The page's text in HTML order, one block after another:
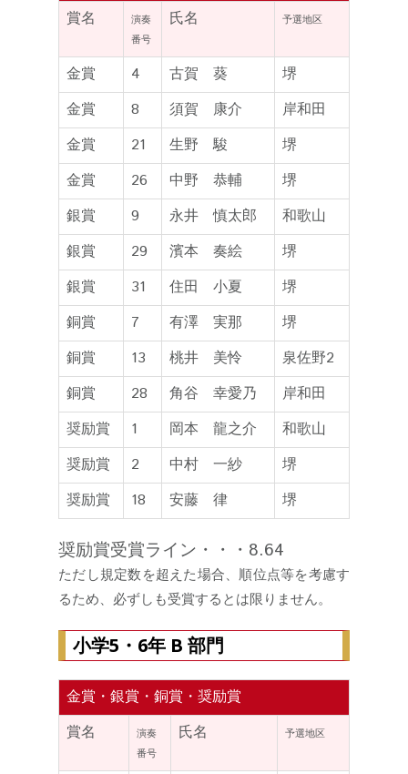
賞名
演奏
番号
氏名 予選地区
金賞 4 古賀 葵
堺
金賞
8 須賀 康介
岸和田
金賞
21 生野 駿
堺
金賞
26 中野 恭輔
堺
銀賞
9 永井 慎太郎
和歌山
銀賞
29 濱本 奏絵
堺
銀賞
31 住田 小夏
堺
銅賞
7 有澤 実那
堺
銅賞
13 桃井 美怜
泉佐野2
銅賞
28 角谷 幸愛乃
岸和田
奨励賞
1 岡本 龍之介
和歌山
奨励賞
2 中村 一紗
堺
奨励賞
18 安藤 律 堺
奨励賞受賞ライン・・・8.64
ただし規定数を超えた場合、順位点等を考慮す
るため、必ずしも受賞するとは限りません。
小学5・6年 B 部門
金賞・銀賞・銅賞・奨励賞
賞名
演奏
番号
氏名 予選地区